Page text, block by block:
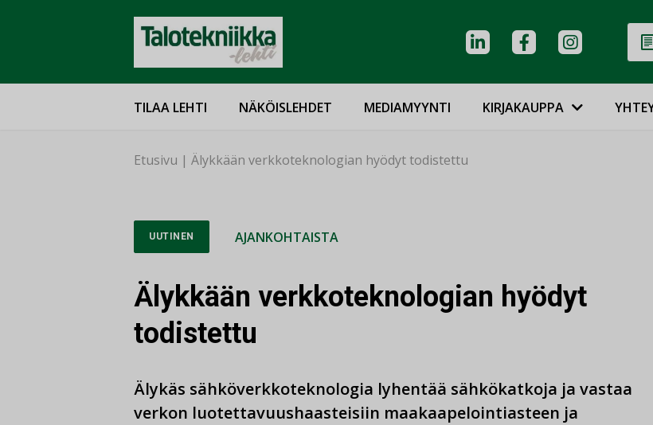
TILAA LEHTI NÄKÖISLEHDET MEDIAMYYNTI KIRJAKAUPPA
Etusivu | Älykkään verkkoteknologian hyödyt todistettu
UUTINEN AJANKOHTAISTA
Älykkään verkkoteknologian hyödyt
todistettu
Älykäs sähköverkkoteknologia lyhentää sähkökatkoja ja vastaa
verkon luotettavuushaasteisiin maakaapelointiasteen ja